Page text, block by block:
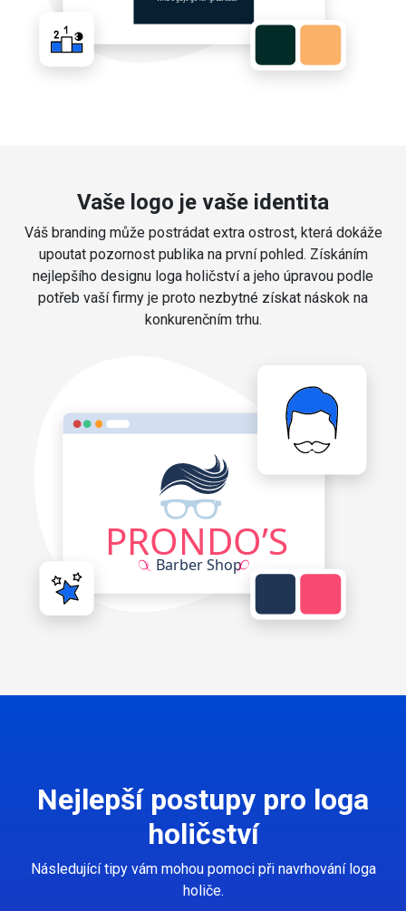
Vaše logo je vaše identita
Váš branding může postrádat extra ostrost, která dokáže
upoutat pozornost publika na první pohled. Získáním
nejlepšího designu loga holičství a jeho úpravou podle
potřeb vaší firmy je proto nezbytné získat náskok na
konkurenčním trhu.
Nejlepší postupy pro loga
holičství
Následující tipy vám mohou pomoci při navrhování loga
holiče.